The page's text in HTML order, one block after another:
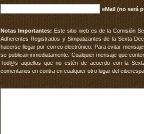
eMail (no será
Notas Importantes: Este sitio web es de la Comisión
Adherentes Registrados y Simpatizantes de la Sexta
hacerse llegar por correo electrónico. Para evitar
se publican inmediatamente. Cualquier mensaje que
Tod@s aquellos que no estén de acuerdo con la
comentarios en contra en cualquier otro lugar del